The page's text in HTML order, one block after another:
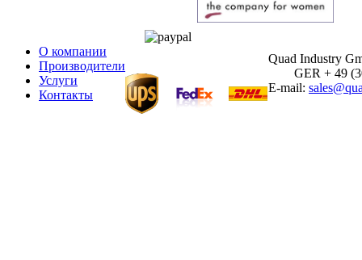
О компании
Производители
Услуги
Контакты
Quad Industry
GER + 49
E-mail: